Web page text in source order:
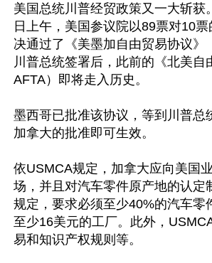
美国总统川普经贸政策又一大斩获
日上午，美国参议院以89票对10
决通过了《美墨加自由贸易协议》
川普总统签署后，此前的《北美自
AFTA）即将走入历史。
墨西哥已批准该协议，等到川普总
加拿大的批准即可生效。
依USMCA规定，加拿大应向美国
场，并且对汽车零件原产地的认定
规定，要求必须至少40%的汽车零
至少16美元的工厂。此外，
易和知识产权规则等。